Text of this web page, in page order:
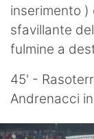
inserimento )
sfavillante
fulmine a
45' -
Andrenacci